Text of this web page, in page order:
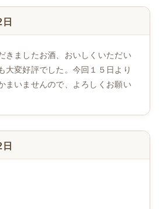
きましたお酒、おいしくいただい
大変好評でした。今回１５日より
まいませんので、よろしくお願い